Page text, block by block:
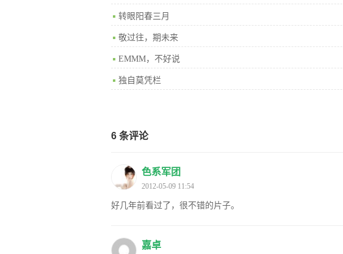
转眼阳春三月
敬过往，期未来
EMMM，不好说
独自莫凭栏
6 条评论
色系军团
2012-05-09 11:54
好几年前看过了，很不错的片子。
嘉卓